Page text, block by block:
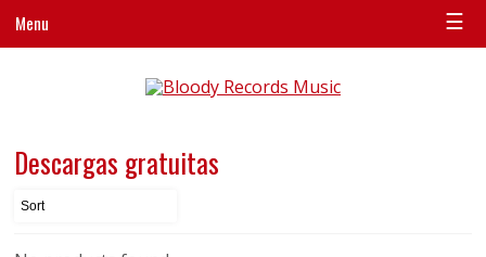
Menu ☰
Descargas gratuitas